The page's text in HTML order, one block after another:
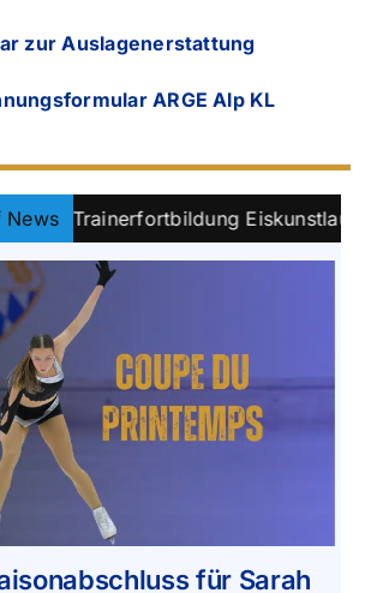
zur Auslagenerstattung
ARGE Alp KL
News Eiskunstlauf in
für Sarah